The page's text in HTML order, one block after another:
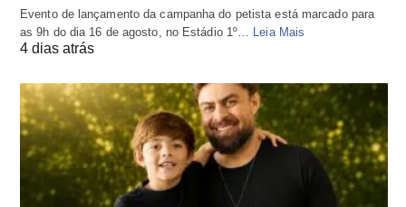
Evento de lançamento da campanha do petista está marcado para
as 9h do dia 16 de agosto, no Estádio 1º…
Leia Mais
4 dias atrás